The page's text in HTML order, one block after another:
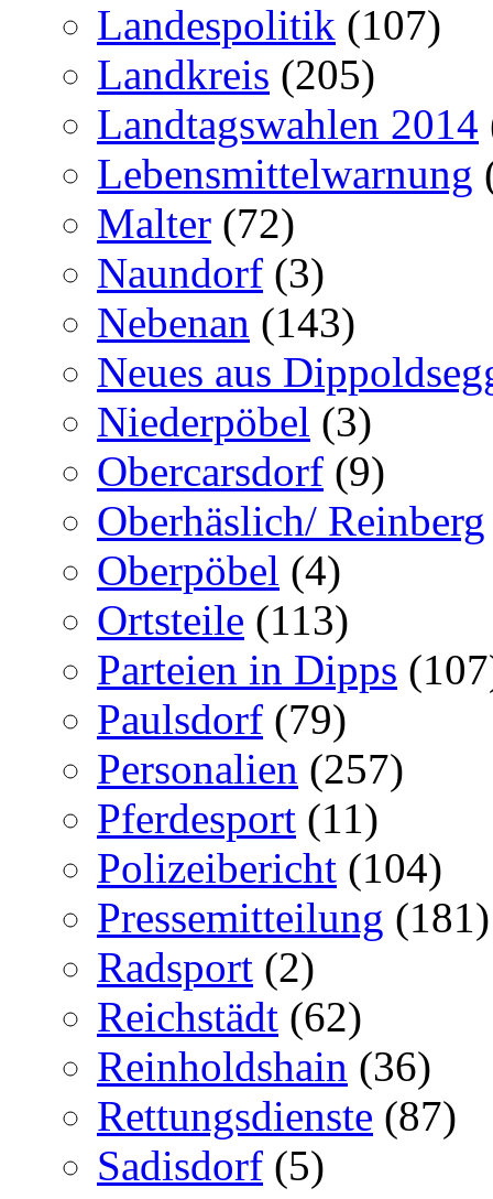
Landespolitik (107)
Landkreis (205)
Landtagswahlen 2014
Lebensmittelwarnung
Malter (72)
Naundorf (3)
Nebenan (143)
Neues aus
Niederpöbel (3)
Obercarsdorf (9)
Oberhäslich/ Reinberg
Oberpöbel (4)
Ortsteile (113)
Parteien in Dipps
Paulsdorf (79)
Personalien (257)
Pferdesport (11)
Polizeibericht (104)
Pressemitteilung (181)
Radsport (2)
Reichstädt (62)
Reinholdshain (36)
Rettungsdienste (87)
Sadisdorf (5)